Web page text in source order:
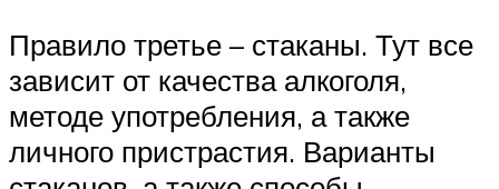
Правило третье – стаканы. Тут все
зависит от качества алкоголя,
методе употребления, а также
личного пристрастия. Варианты